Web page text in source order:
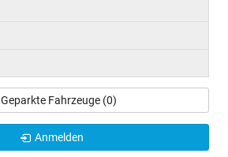
Geparkte Fahrzeuge (0)
Anmelden